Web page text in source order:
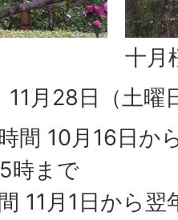
十月
11月28日（土曜
間 10月16日か
時まで
11月1日から